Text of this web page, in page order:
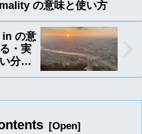
の意味と使い方
in の意
・実
分け